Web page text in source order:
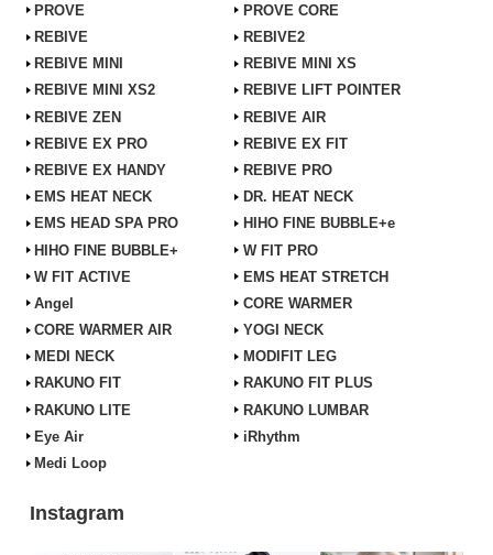
PROVE
PROVE CORE
REBIVE
REBIVE2
REBIVE MINI
REBIVE MINI XS
REBIVE MINI XS2
REBIVE LIFT POINTER
REBIVE ZEN
REBIVE AIR
REBIVE EX PRO
REBIVE EX FIT
REBIVE EX HANDY
REBIVE PRO
EMS HEAT NECK
DR. HEAT NECK
EMS HEAD SPA PRO
HIHO FINE BUBBLE+e
HIHO FINE BUBBLE+
W FIT PRO
W FIT ACTIVE
EMS HEAT STRETCH
Angel
CORE WARMER
CORE WARMER AIR
YOGI NECK
MEDI NECK
MODIFIT LEG
RAKUNO FIT
RAKUNO FIT PLUS
RAKUNO LITE
RAKUNO LUMBAR
Eye Air
iRhythm
Medi Loop
Instagram